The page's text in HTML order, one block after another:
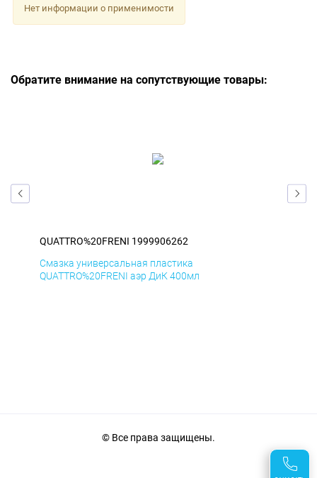
Нет информации о применимости
Обратите внимание на сопутствующие товары:
QUATTRO%20FRENI 1999906262
Смазка универсальная пластика
QUATTRO%20FRENI аэр ДиК 400мл
© Все права защищены.